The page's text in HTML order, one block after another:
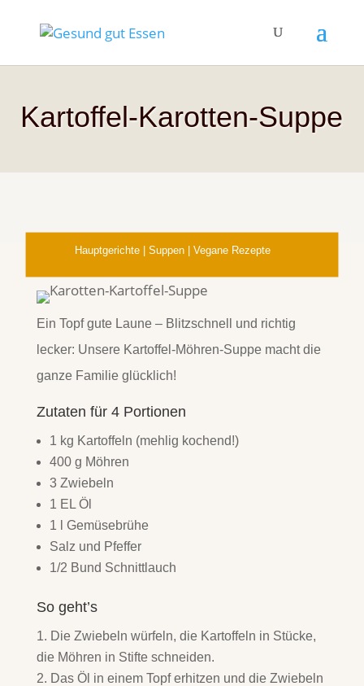
Kartoffel-Karotten-Suppe
Hauptgerichte| Suppen| Vegane Rezepte
Ein Topf gute Laune – Blitzschnell und richtig
lecker: Unsere Kartoffel-Möhren-Suppe macht die
ganze Familie glücklich!
Zutaten für 4 Portionen
1 kg Kartoffeln (mehlig kochend!)
400 g Möhren
3 Zwiebeln
1 EL Öl
1 l Gemüsebrühe
Salz und Pfeffer
1/2 Bund Schnittlauch
So geht’s
Die Zwiebeln würfeln, die Kartoffeln in Stücke,
die Möhren in Stifte schneiden.
Das Öl in einem Topf erhitzen und die Zwiebeln